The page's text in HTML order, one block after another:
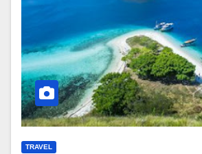
TRAVEL